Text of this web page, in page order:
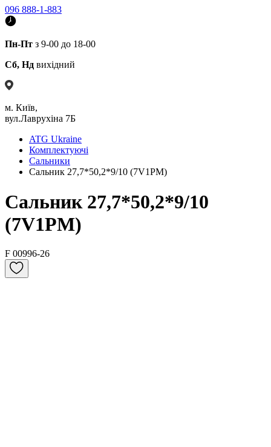
096 888-1-883
Пн-Пт з 9-00 до 18-00
Сб, Нд вихідний
м. Київ,
вул.Лаврухіна 7Б
ATG Ukraine
Комплектуючі
Сальники
Сальник 27,7*50,2*9/10 (7V1PM)
Сальник 27,7*50,2*9/10
(7V1PM)
F 00996-26